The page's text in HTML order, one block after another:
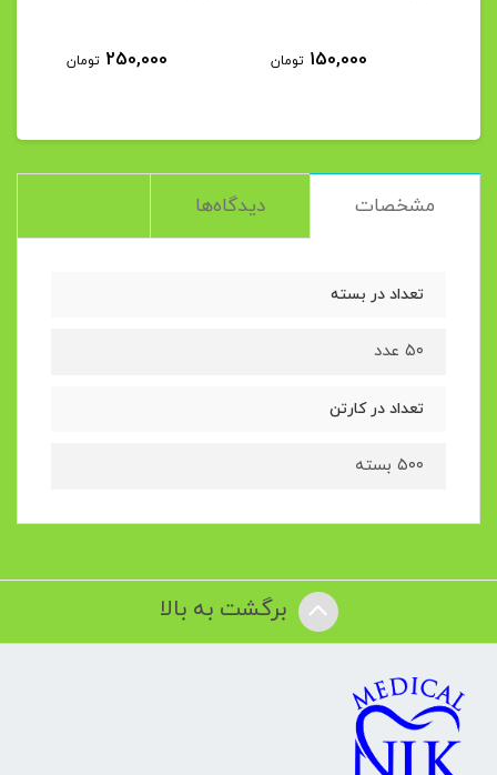
150,000 تومان 250,000 تومان
مشخصات دیدگاه‌ها
تعداد در بسته
۵۰ عدد
تعداد در کارتن
۵۰۰ بسته
برگشت به بالا